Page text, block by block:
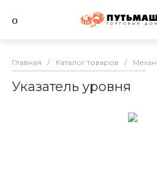
Главная / Каталог товаров /
Указатель уровня